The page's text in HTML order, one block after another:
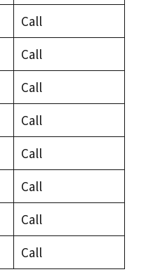
Call
Call
Call
Call
Call
Call
Call
Call